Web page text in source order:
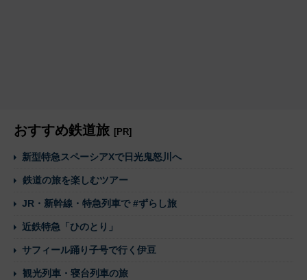
おすすめ鉄道旅 [PR]
新型特急スペーシアXで日光鬼怒川へ
鉄道の旅を楽しむツアー
JR・新幹線・特急列車で #ずらし旅
近鉄特急「ひのとり」
サフィール踊り子号で行く伊豆
観光列車・寝台列車の旅